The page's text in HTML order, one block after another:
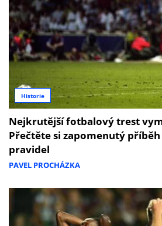
Historie
Nejkrutější fotbalový trest
Přečtěte si zapomenutý
pravidel
PAVEL PROCHÁZKA